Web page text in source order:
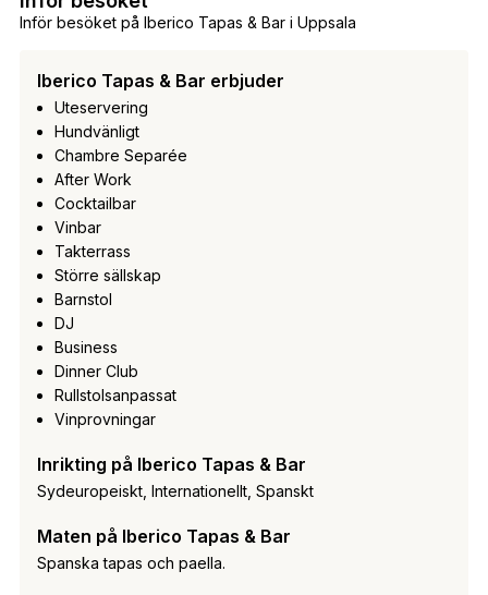
Inför besöket på Iberico Tapas & Bar i Uppsala
Iberico Tapas & Bar erbjuder
Uteservering
Hundvänligt
Chambre Separée
After Work
Cocktailbar
Vinbar
Takterrass
Större sällskap
Barnstol
DJ
Business
Dinner Club
Rullstolsanpassat
Vinprovningar
Inrikting på Iberico Tapas & Bar
Sydeuropeiskt, Internationellt, Spanskt
Maten på Iberico Tapas & Bar
Spanska tapas och paella.